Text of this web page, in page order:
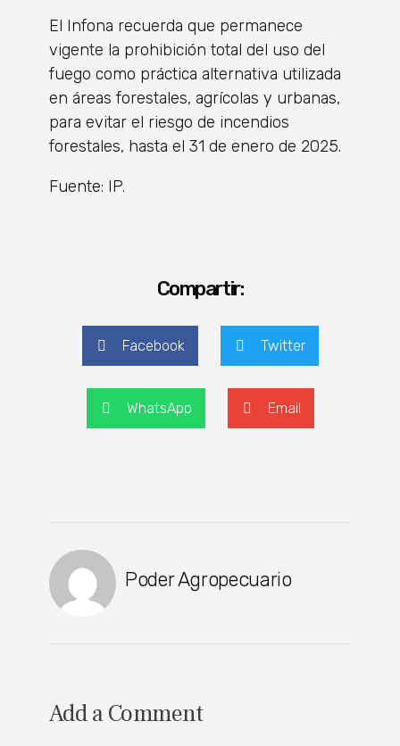
El Infona recuerda que permanece
vigente la prohibición total del uso del
fuego como práctica alternativa utilizada
en áreas forestales, agrícolas y urbanas,
para evitar el riesgo de incendios
forestales, hasta el 31 de enero de 2025.
Fuente: IP.
Compartir:
Facebook Twitter
WhatsApp Email
Poder Agropecuario
Add a Comment